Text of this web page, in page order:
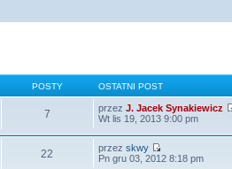
POSTY OSTATNI POST
7 przezJ. Jacek Synakiewicz
Wt lis 19, 2013 9:00 pm
22 przezskwy
Pn gru 03, 2012 8:18 pm